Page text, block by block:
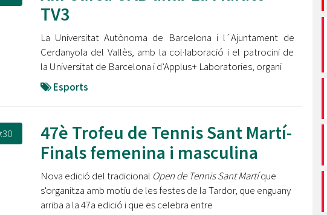
jove 2026
Cerdanyola opta a més de 5 milions d'euros del Pla de
Barris per transformar les Fontetes, Quatre Cantons i
l'entorn de l'avinguda Catalunya
El FIT presenta el cartell de la seva 16a edició i dona el
L’Ajuntament reparteix ulleres gratuïtes per veure
l'eclipsi solar
Entitats
Webs
TV3
La Universitat Autònoma de Barcelona i l´Ajuntament de
Cerdanyola del Vallès, amb la col·laboració i el patrocini de
la Universitat de Barcelona i d’Applus+ Laboratories, organi
Esports
47è Trofeu de Tennis Sant Martí-
Finals femenina i masculina
Nova edició del tradicional Open de Tennis Sant Martíque
s'organitza amb motiu de les festes de la Tardor, que enguany
arriba a la 47a edició i que es celebra entre